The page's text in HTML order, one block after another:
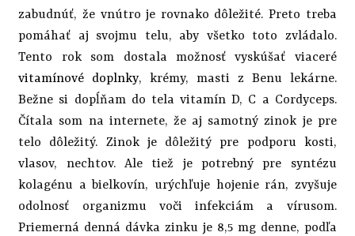
zabudnúť, že vnútro je rovnako dôležité. Preto treba
pomáhať aj svojmu telu, aby všetko toto zvládalo.
Tento rok som dostala možnosť vyskúšať viaceré
vitamínové doplnky, krémy, masti z Benu lekárne.
Bežne si dopĺňam do tela vitamín D, C a Cordyceps.
Čítala som na internete, že aj samotný zinok je pre
telo dôležitý. Zinok je dôležitý pre podporu kosti,
vlasov, nechtov. Ale tiež je potrebný pre syntézu
kolagénu a bielkovín, urýchľuje hojenie rán, zvyšuje
odolnosť organizmu voči infekciám a vírusom.
Priemerná denná dávka zinku je 8,5 mg denne, podľa